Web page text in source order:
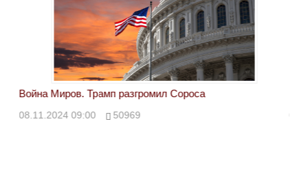
Война Миров. Трамп разгромил Сороса
08.11.2024 09:00 50969